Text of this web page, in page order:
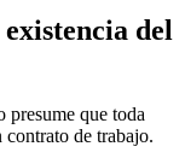
del
que toda
contrato de trabajo.